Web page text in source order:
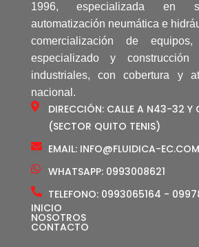
1996, especializada en
automatización neumática e
comercialización de equipos,
especializado y construcción
industriales, con cobertura y
nacional.
DIRECCIÓN: CALLE A N43-32 Y
(SECTOR QUITO TENIS)
EMAIL: INFO@FLUIDICA-EC.COM
WHATSAPP: 0993008621
TELEFONO: 0993065164 -
INICIO
NOSOTROS
CONTACTO